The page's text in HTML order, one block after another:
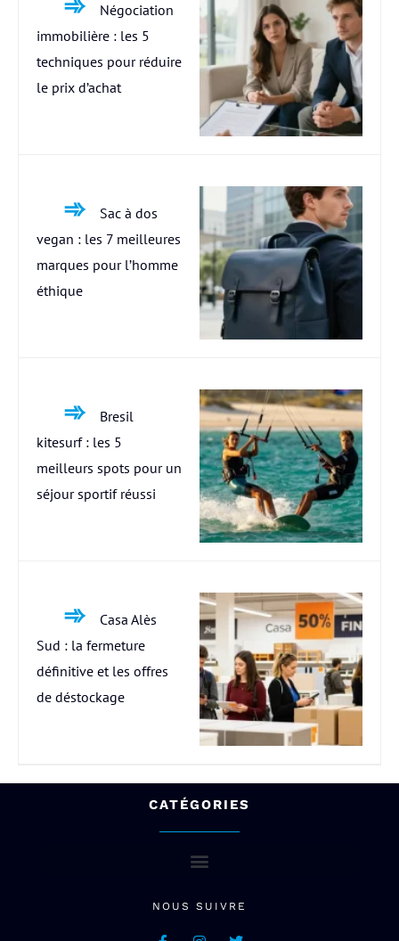
Négociation
immobilière : les 5
techniques pour réduire
le prix d’achat
Sac à dos
vegan : les 7 meilleures
marques pour l’homme
éthique
Bresil
kitesurf : les 5
meilleurs spots pour un
séjour sportif réussi
Casa Alès
Sud : la fermeture
définitive et les offres
de déstockage
CATÉGORIES
NOUS SUIVRE